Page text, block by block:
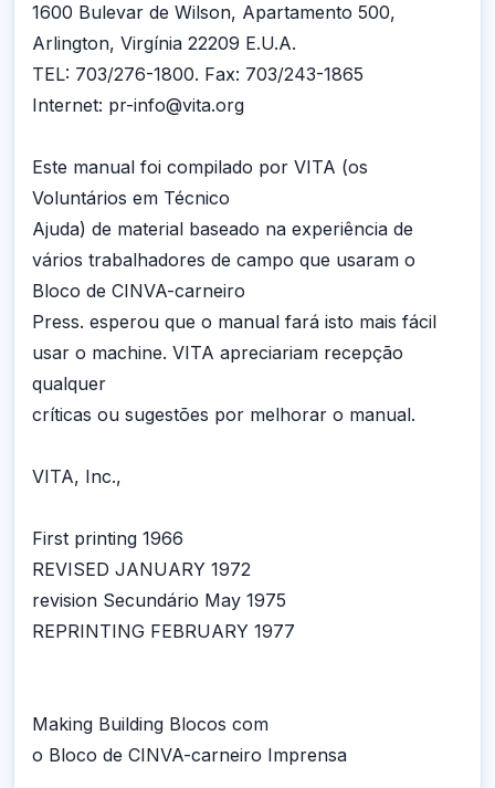
1600 Bulevar de Wilson, Apartamento 500,
Arlington, Virgínia 22209 E.U.A.
TEL: 703/276-1800. Fax: 703/243-1865
Internet: pr-info@vita.org
Este manual foi compilado por VITA (os
Voluntários em Técnico
Ajuda) de material baseado na experiência de
vários trabalhadores de campo que usaram o
Bloco de CINVA-carneiro
Press. esperou que o manual fará isto mais fácil
usar o machine. VITA apreciariam recepção
qualquer
críticas ou sugestões por melhorar o manual.
VITA, Inc.,
First printing 1966
REVISED JANUARY 1972
revision Secundário May 1975
REPRINTING FEBRUARY 1977
Making Building Blocos com
o Bloco de CINVA-carneiro Imprensa